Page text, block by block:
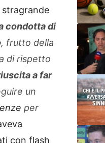
stragrande
condotta di
, frutto della
di rispetto
a far
un
per
con flash